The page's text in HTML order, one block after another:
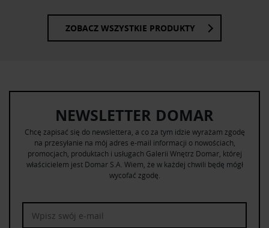
ZOBACZ WSZYSTKIE PRODUKTY
NEWSLETTER DOMAR
Chcę zapisać się do newslettera, a co za tym idzie wyrażam zgodę
na przesyłanie na mój adres e-mail informacji o nowościach,
promocjach, produktach i usługach Galerii Wnętrz Domar, której
właścicielem jest Domar S.A. Wiem, że w każdej chwili będę mógł
wycofać zgodę.